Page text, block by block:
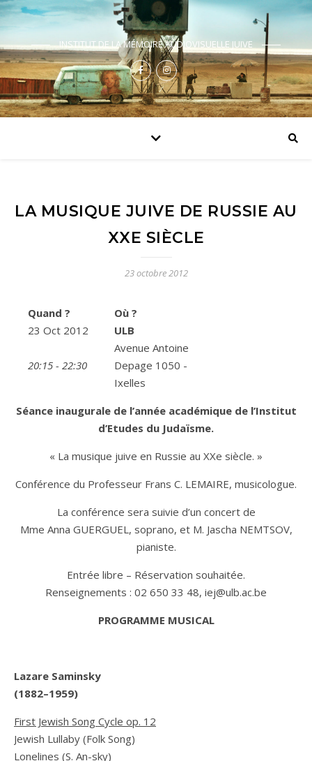
INSTITUT DE LA MÉMOIRE AUDIOVISUELLE JUIVE
LA MUSIQUE JUIVE DE RUSSIE AU
XXE SIÈCLE
23 octobre 2012
Quand ?
23 Oct 2012
20:15 - 22:30
Où ?
ULB
Avenue Antoine
Depage 1050 -
Ixelles
Séance inaugurale de l’année académique de l’Institut
d’Etudes du Judaïsme.
« La musique juive en Russie au XXe siècle. »
Conférence du Professeur Frans C. LEMAIRE, musicologue.
La conférence sera suivie d’un concert de
Mme Anna GUERGUEL, soprano, et M. Jascha NEMTSOV,
pianiste.
Entrée libre – Réservation souhaitée.
Renseignements : 02 650 33 48, iej@ulb.ac.be
PROGRAMME MUSICAL
Lazare Saminsky
(1882–1959)
First Jewish Song Cycle op. 12
Jewish Lullaby (Folk Song)
Lonelines (S. An-sky)